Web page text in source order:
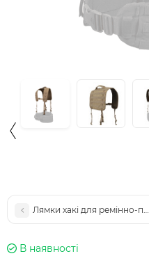
Лямки хакі для ремінно-
В наявності